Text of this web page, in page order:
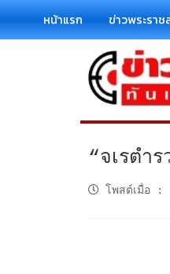
หน้าแรก ข่าวพระราช
“จเรตำ
โพสต์เมื่อ :